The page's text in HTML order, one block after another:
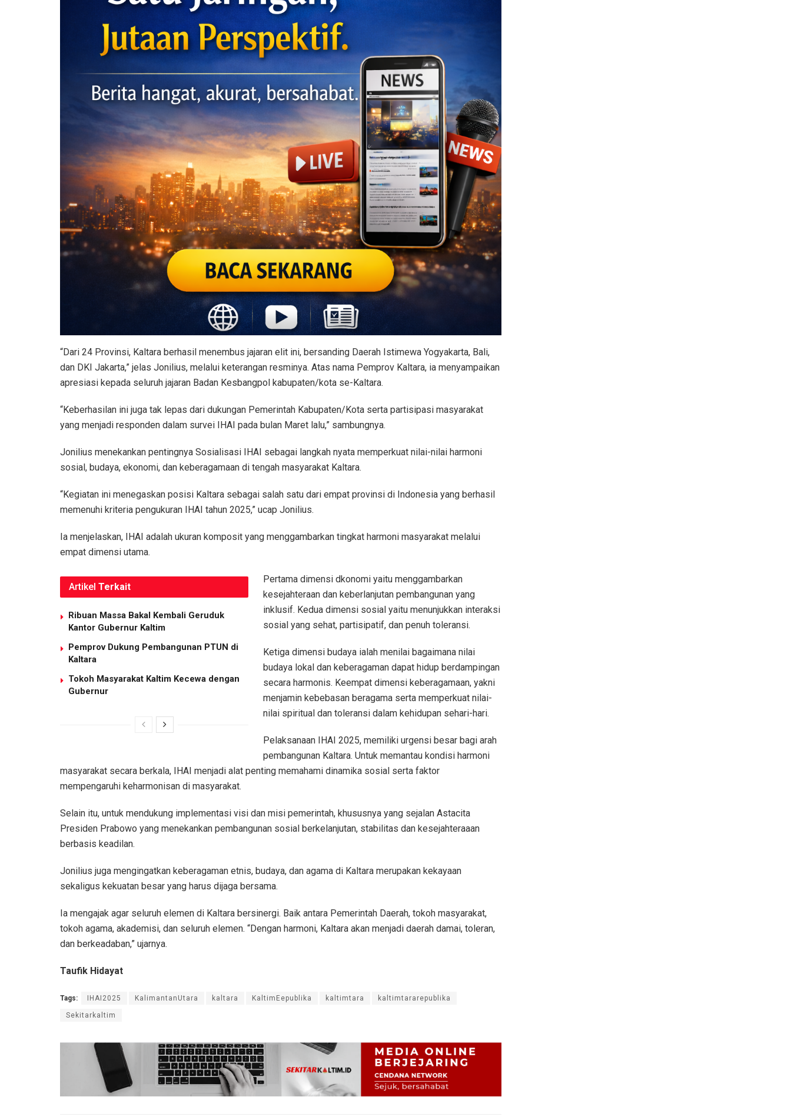
“Dari 24 Provinsi, Kaltara berhasil menembus jajaran elit ini, bersanding Daerah Istimewa Yogyakarta, Bali,
dan DKI Jakarta,” jelas Jonilius, melalui keterangan resminya. Atas nama Pemprov Kaltara, ia menyampaikan
apresiasi kepada seluruh jajaran Badan Kesbangpol kabupaten/kota se-Kaltara.
“Keberhasilan ini juga tak lepas dari dukungan Pemerintah Kabupaten/Kota serta partisipasi masyarakat
yang menjadi responden dalam survei IHAI pada bulan Maret lalu,” sambungnya.
Jonilius menekankan pentingnya Sosialisasi IHAI sebagai langkah nyata memperkuat nilai-nilai harmoni
sosial, budaya, ekonomi, dan keberagamaan di tengah masyarakat Kaltara.
“Kegiatan ini menegaskan posisi Kaltara sebagai salah satu dari empat provinsi di Indonesia yang berhasil
memenuhi kriteria pengukuran IHAI tahun 2025,” ucap Jonilius.
Ia menjelaskan, IHAI adalah ukuran komposit yang menggambarkan tingkat harmoni masyarakat melalui
empat dimensi utama.
Artikel Terkait
Ribuan Massa Bakal Kembali Geruduk
Kantor Gubernur Kaltim
Pemprov Dukung Pembangunan PTUN di
Kaltara
Tokoh Masyarakat Kaltim Kecewa dengan
Gubernur
Pertama dimensi dkonomi yaitu menggambarkan
kesejahteraan dan keberlanjutan pembangunan yang
inklusif. Kedua dimensi sosial yaitu menunjukkan interaksi
sosial yang sehat, partisipatif, dan penuh toleransi.
Ketiga dimensi budaya ialah menilai bagaimana nilai
budaya lokal dan keberagaman dapat hidup berdampingan
secara harmonis. Keempat dimensi keberagamaan, yakni
menjamin kebebasan beragama serta memperkuat nilai-
nilai spiritual dan toleransi dalam kehidupan sehari-hari.
Pelaksanaan IHAI 2025, memiliki urgensi besar bagi arah
pembangunan Kaltara. Untuk memantau kondisi harmoni
masyarakat secara berkala, IHAI menjadi alat penting memahami dinamika sosial serta faktor
mempengaruhi keharmonisan di masyarakat.
Selain itu, untuk mendukung implementasi visi dan misi pemerintah, khususnya yang sejalan Astacita
Presiden Prabowo yang menekankan pembangunan sosial berkelanjutan, stabilitas dan kesejahteraaan
berbasis keadilan.
Jonilius juga mengingatkan keberagaman etnis, budaya, dan agama di Kaltara merupakan kekayaan
sekaligus kekuatan besar yang harus dijaga bersama.
Ia mengajak agar seluruh elemen di Kaltara bersinergi. Baik antara Pemerintah Daerah, tokoh masyarakat,
tokoh agama, akademisi, dan seluruh elemen. “Dengan harmoni, Kaltara akan menjadi daerah damai, toleran,
dan berkeadaban,” ujarnya.
Taufik Hidayat
Tags: IHAI2025 KalimantanUtara kaltara KaltimEepublika kaltimtara kaltimtararepublika
Sekitarkaltim